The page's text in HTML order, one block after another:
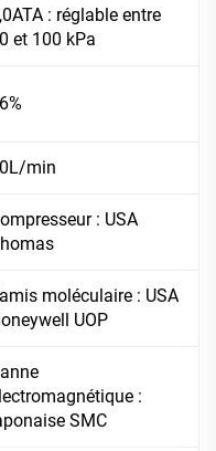
: réglable entre
et 100 kPa
min
: USA
moléculaire : USA
UOP
:
SMC